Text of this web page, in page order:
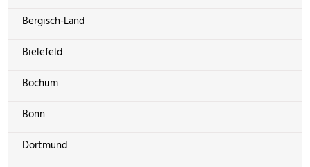
Bergisch-Land
Bielefeld
Bochum
Bonn
Dortmund